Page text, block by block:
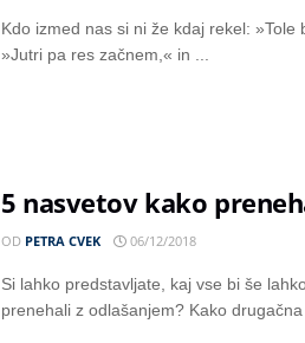
Kdo izmed nas si ni že kdaj rekel: »Tole
»Jutri pa res začnem,« in ...
5 nasvetov kako
OD PETRA CVEK 06/12/2018
Si lahko predstavljate, kaj vse bi še
prenehali z odlašanjem? Kako drugačna